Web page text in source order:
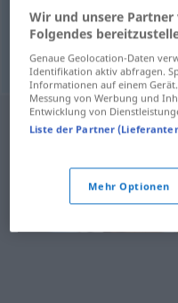
Felln huid
Wir und unsere
Folgendes
Genaue Geolocation-Daten
Identifikation aktiv abfragen.
Informationen auf einem
Messung von Werbung und
Entwicklung von
Liste der Partner
Mehr Optionen